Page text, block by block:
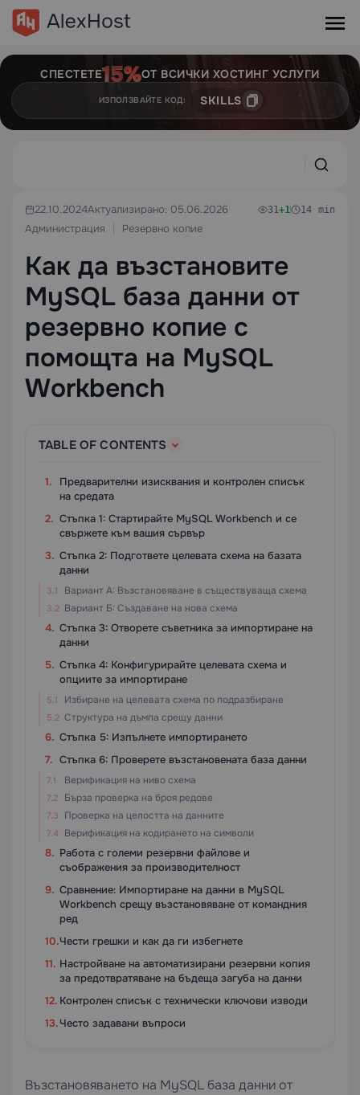
СПЕСТЕТЕ ОТ ВСИЧКИ ХОСТИНГ УСЛУГИ
ИЗПОЛЗВАЙТЕ КОД: SKILLS
22.10.2024Актуализирано: 05.06.2026
Администрация
Резервно копие
31+1 14 min
Как да възстановите
MySQL база данни от
резервно копие с
помощта на MySQL
Workbench
TABLE OF CONTENTS
Предварителни изисквания и контролен списък
на средата
Стъпка 1: Стартирайте MySQL Workbench и се
свържете към вашия сървър
Стъпка 2: Подгответе целевата схема на базата
данни
Вариант А: Възстановяване в съществуваща схема
Вариант Б: Създаване на нова схема
Стъпка 3: Отворете съветника за импортиране на
данни
Стъпка 4: Конфигурирайте целевата схема и
опциите за импортиране
Избиране на целевата схема по подразбиране
Структура на дъмпа срещу данни
Стъпка 5: Изпълнете импортирането
Стъпка 6: Проверете възстановената база данни
Верификация на ниво схема
Бърза проверка на броя редове
Проверка на целостта на данните
Верификация на кодирането на символи
Работа с големи резервни файлове и
съображения за производителност
Сравнение: Импортиране на данни в MySQL
Workbench срещу възстановяване от командния
ред
Чести грешки и как да ги избегнете
Настройване на автоматизирани резервни копия
за предотвратяване на бъдеща загуба на данни
Контролен списък с технически ключови изводи
Често задавани въпроси
Възстановяването на MySQL база данни от